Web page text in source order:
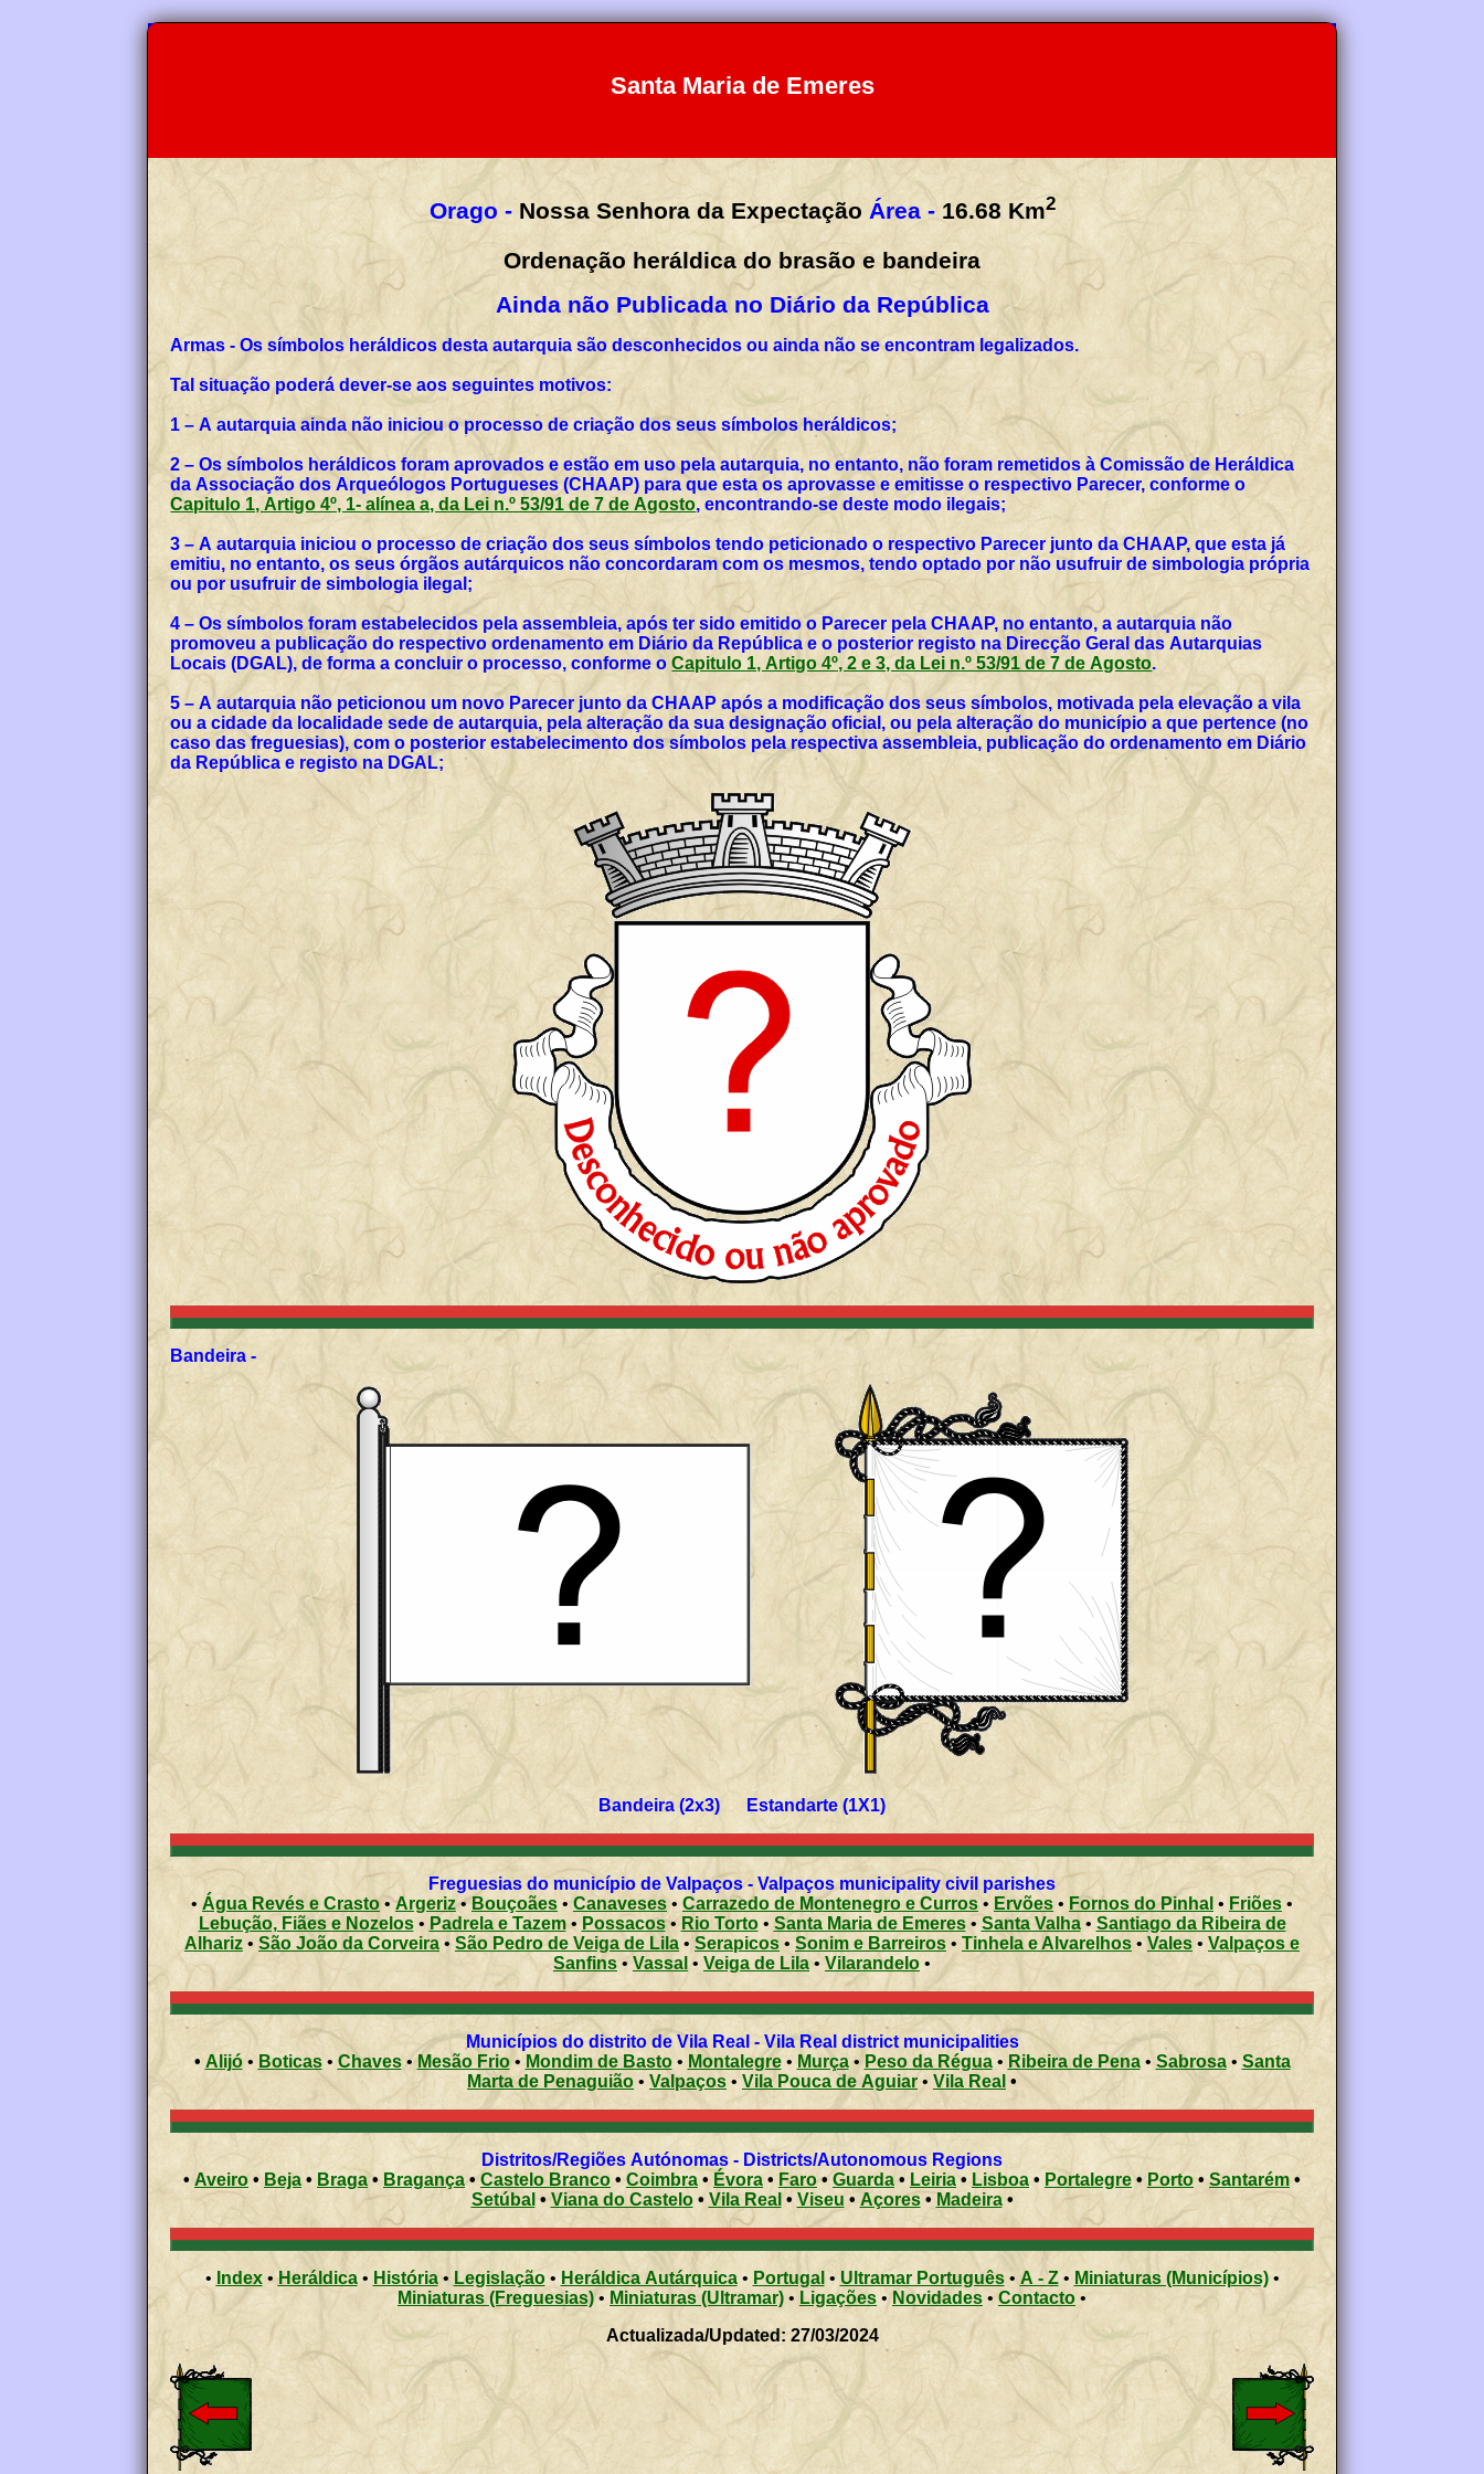
Santa Maria de Emeres
Orago - Nossa Senhora da Expectação Área - 16.68 Km2
Ordenação heráldica do brasão e bandeira
Ainda não Publicada no Diário da República
Armas - Os símbolos heráldicos desta autarquia são desconhecidos ou ainda não se encontram legalizados.
Tal situação poderá dever-se aos seguintes motivos:
1 – A autarquia ainda não iniciou o processo de criação dos seus símbolos heráldicos;
2 – Os símbolos heráldicos foram aprovados e estão em uso pela autarquia, no entanto, não foram remetidos à Comissão de Heráldica
da Associação dos Arqueólogos Portugueses (CHAAP) para que esta os aprovasse e emitisse o respectivo Parecer, conforme o
Capitulo 1, Artigo 4º, 1- alínea a, da Lei n.º 53/91 de 7 de Agosto, encontrando-se deste modo ilegais;
3 – A autarquia iniciou o processo de criação dos seus símbolos tendo peticionado o respectivo Parecer junto da CHAAP, que esta já
emitiu, no entanto, os seus órgãos autárquicos não concordaram com os mesmos, tendo optado por não usufruir de simbologia própria
ou por usufruir de simbologia ilegal;
4 – Os símbolos foram estabelecidos pela assembleia, após ter sido emitido o Parecer pela CHAAP, no entanto, a autarquia não
promoveu a publicação do respectivo ordenamento em Diário da República e o posterior registo na Direcção Geral das Autarquias
Locais (DGAL), de forma a concluir o processo, conforme oCapitulo 1, Artigo 4º, 2 e 3, da Lei n.º 53/91 de 7 de Agosto.
5 – A autarquia não peticionou um novo Parecer junto da CHAAP após a modificação dos seus símbolos, motivada pela elevação a vila
ou a cidade da localidade sede de autarquia, pela alteração da sua designação oficial, ou pela alteração do município a que pertence (no
caso das freguesias), com o posterior estabelecimento dos símbolos pela respectiva assembleia, publicação do ordenamento em Diário
da República e registo na DGAL;
Bandeira -
Bandeira (2x3) Estandarte (1X1)
Freguesias do município de Valpaços - Valpaços municipality civil parishes
• Água Revés e Crasto •Argeriz•Bouçoães •Canaveses • Carrazedo de Montenegro e Curros • Ervões • Fornos do Pinhal • Friões •
Lebução, Fiães e Nozelos• Padrela e Tazem• Possacos• Rio Torto• Santa Maria de Emeres• Santa Valha• Santiago da Ribeira de
Alhariz • São João da Corveira • São Pedro de Veiga de Lila •Serapicos • Sonim e Barreiros • Tinhela e Alvarelhos • Vales • Valpaços e
Sanfins• Vassal • Veiga de Lila •Vilarandelo •
Municípios do distrito de Vila Real - Vila Real district municipalities
• Alijó• Boticas• Chaves•Mesão Frio• Mondim de Basto• Montalegre• Murça• Peso da Régua• Ribeira de Pena• Sabrosa• Santa
Marta de Penaguião • Valpaços •Vila Pouca de Aguiar • Vila Real •
Distritos/Regiões Autónomas - Districts/Autonomous Regions
• Aveiro • Beja • Braga• Bragança•Castelo Branco • Coimbra • Évora • Faro• Guarda • Leiria • Lisboa• Portalegre• Porto • Santarém •
Setúbal •Viana do Castelo• Vila Real • Viseu • Açores • Madeira •
• Index•Heráldica• História • Legislação • Heráldica Autárquica• Portugal •Ultramar Português• A - Z• Miniaturas (Municípios)•
Miniaturas (Freguesias)• Miniaturas (Ultramar) • Ligações •Novidades • Contacto •
Actualizada/Updated: 27/03/2024